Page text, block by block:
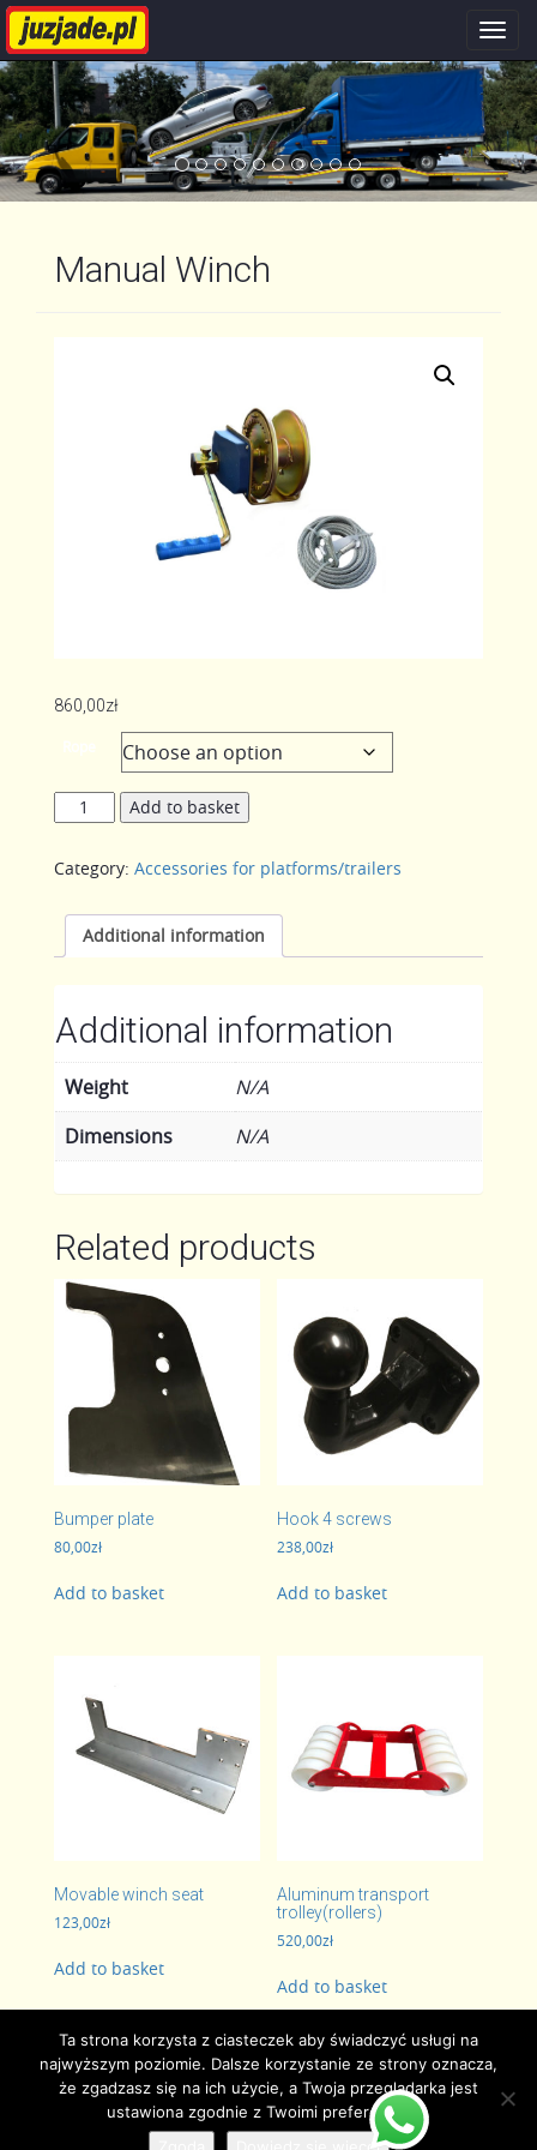
Manual Winch
860,00zł
Manual
Winch
Add to basket
Category: Accessories for platforms/trailers
Additional information
Additional information
Weight
N/A
Dimensions
N/A
Related products
Bumper plate
80,00zł
Add to basket
Hook 4 screws
238,00zł
Add to basket
Movable winch seat
123,00zł
Add to basket
Aluminum transport
trolley(rollers)
520,00zł
Add to basket
Ta strona korzysta z ciasteczek aby świadczyć usługi na
najwyższym poziomie. Dalsze korzystanie ze strony oznacza,
że zgadzasz się na ich użycie, a Twoja przeglądarka jest
ustawiona zgodnie z Twoimi preferencjami.